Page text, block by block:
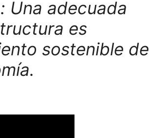
Una adecuada
es
sostenible de